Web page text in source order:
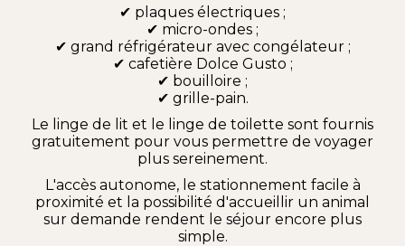
✔ plaques électriques ;
✔ micro-ondes ;
✔ grand réfrigérateur avec congélateur ;
✔ cafetière Dolce Gusto ;
✔ bouilloire ;
✔ grille-pain.
Le linge de lit et le linge de toilette sont fournis
gratuitement pour vous permettre de voyager
plus sereinement.
L'accès autonome, le stationnement facile à
proximité et la possibilité d'accueillir un animal
sur demande rendent le séjour encore plus
simple.